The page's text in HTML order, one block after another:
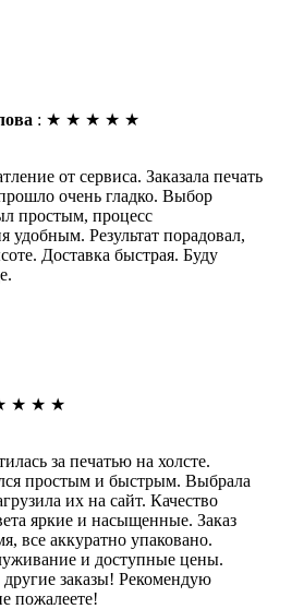
: ★ ★ ★ ★ ★
от сервиса. Заказала печать
очень гладко. Выбор
простым, процесс
удобным. Результат порадовал,
Доставка быстрая. Буду
★ ★ ★
за печатью на холсте.
простым и быстрым. Выбрала
их на сайт. Качество
яркие и насыщенные. Заказ
все аккуратно упаковано.
и доступные цены.
другие заказы! Рекомендую
пожалеете!